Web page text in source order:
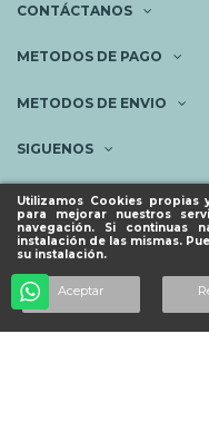
Utilizamos Cookies
para mejorar nuestros
navegación. Si continuas
instalación de las mismas.
su instalación.
Aceptar
CONTÁCTANOS
METODOS DE PAGO
METODOS DE ENVIO
SIGUENOS
NEWSLETTER